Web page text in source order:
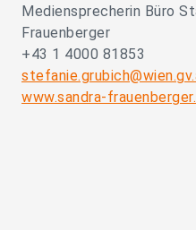
Mediensprecherin Büro
Frauenberger
+43 1 4000 81853
www.sandra-